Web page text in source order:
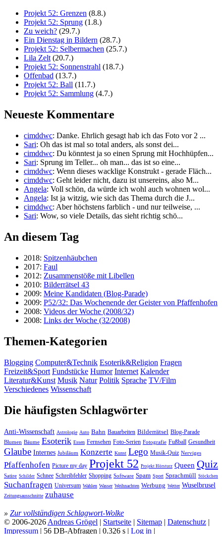
Projekt 52: Grenzen (8.8.)
Projekt 52: Sprung (1.8.)
Zu weich? (29.7.)
Ein Dienstag in Bildern (28.7.)
Projekt 52: Selbermachen (25.7.)
Lila Zelt (20.7.)
Projekt 52: Sonnenstrahl (18.7.)
Offenbad (13.7.)
Projekt 52: Ball (11.7.)
Projekt 52: Sammlung (4.7.)
Neueste Kommentare
cimddwc: Danke. Ehrlich gesagt hab ich das Foto vor 2 ...
Sari: Oh das ist mal so total anders, als sonst dei...
cimddwc: Du könntest ja so einen Sprung mit Hochhüpfen...
Sari: Sprung im Teller... oh man... das ist so eine...
cimddwc: Wenn dieses wacklige Konstrukt - gerade Fläch...
cimddwc: Geht leider nicht, dazu ist unsereins, also M...
Angela: Voll schön, da würde ich wohl auch wohnen wol...
Angela: Ist ja witzig, wie sich das Thema durch die J...
cimddwc: Aber höchstens farblich - und nur teilweise, ...
Sari: Wow, so viele Details, das sieht richtig schö...
An diesem Tag
2018: Spitzenhäubchen
2017: Faul
2012: Zusammenstöße mit Libellen
2010: Bilderrätsel 43
2009: Meine Kandidaten (Blog-Parade)
2009: P52/32: Das Wochenende der Geister von Pfaffenhofen
2008: Videos der Woche (2008/32)
2008: Links der Woche (32/2008)
Themen-Kategorien
Blogging Computer&Technik Esoterik&Religion Fragen
Freizeit&Sport Fundstücke Humor Internet Kalender
Literatur&Kunst Musik Natur Politik Sprache TV/Film
Verschiedenes Wissenschaft
Die häufigsten Schlagwörter
Anti-Wissenschaft Astrologie Auto Bahn Bauarbeiten Bilderrätsel Blog-Parade
Blumen Bäume Esoterik Essen Fernsehen Foto-Serien Fotografie Fußball Gesundheit
Glaube Internes Jubiläum Konzerte Kunst Lego Musik-Quiz Nerviges
Pfaffenhofen Picture my day Projekt 52 Projekt Hörsturz Queen Quiz
Satire Schilder Schnee Schreibfehler Shopping Software Spam Sport Sprachmüll Stöckchen
Suchanfragen Universum Wahlen Wasser Weihnachten Werbung Wetter Wuselbrusel
Zeitungsausschnitte zuhause
» Zur vollständigen Schlagwort-Wolke
© 2006-2026 Andreas Grögel | Startseite | Sitemap | Datenschutz |
Impressum | 56 DB-Abfragen | 0.326 s | Log in |